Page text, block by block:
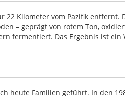
Kilometer vom Pazifik entfernt.
– geprägt von rotem Ton,
fermentiert. Das Ergebnis ist
heute Familien geführt. In den